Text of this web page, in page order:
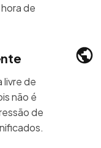
de
livre de
não é
de